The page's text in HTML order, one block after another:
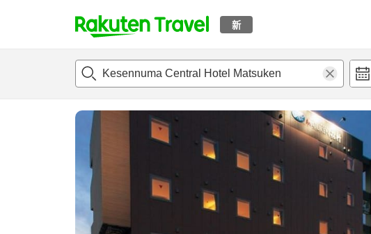
新
t
p
a
概况 客房及住宿套餐 评论设施